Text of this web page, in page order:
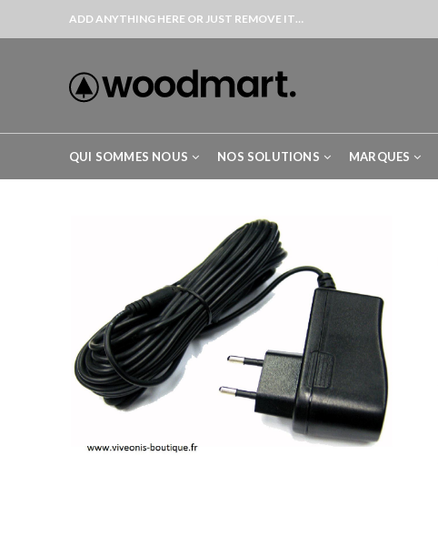
ADD ANYTHING HERE OR JUST REMOVE IT…
QUI SOMMES NOUS NOS SOLUTIONS MARQUES